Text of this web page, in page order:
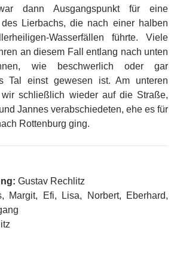
dann Ausgangspunkt für eine
Lierbachs, die nach einer halben
Wasserfällen führte. Viele
an diesem Fall entlang nach unten
wie beschwerlich oder gar
Tal einst gewesen ist. Am unteren
schließlich wieder auf die Straße,
Jannes verabschiedeten, ehe es für
Rottenburg ging.
Gustav Rechlitz
Margit, Efi, Lisa, Norbert, Eberhard,